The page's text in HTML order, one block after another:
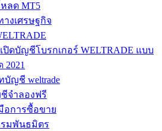
ลด MT5
งเศรษฐกิจ
ปิดบัญชีโบรกเกอร์ WELTRADE แบบ
2021
บัญชี weltrade
จำลองฟรี
อการซื้อขาย
มพันธมิตร